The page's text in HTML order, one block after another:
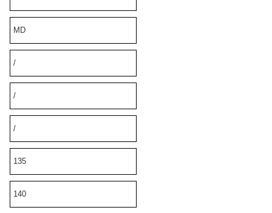
MD
/
/
/
135
140